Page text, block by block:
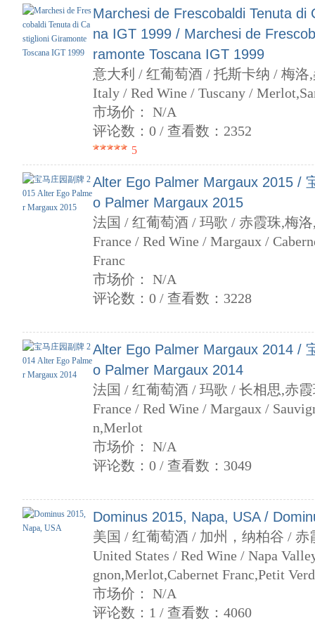
Marchesi de Frescobaldi Tenuta di
na IGT 1999 / Marchesi de
ramonte Toscana IGT 1999
意大利 / 红葡萄酒 / 托斯卡纳 / 梅洛
Italy / Red Wine / Tuscany /
市场价： N/A
评论数：0 / 查看数：2352
5
Alter Ego Palmer Margaux 2015 /
o Palmer Margaux 2015
法国 / 红葡萄酒 / 玛歌 / 赤霞珠,梅
France / Red Wine / Margaux /
Franc
市场价： N/A
评论数：0 / 查看数：3228
Alter Ego Palmer Margaux 2014 /
o Palmer Margaux 2014
法国 / 红葡萄酒 / 玛歌 / 长相思,赤
France / Red Wine / Margaux /
n,Merlot
市场价： N/A
评论数：0 / 查看数：3049
Dominus 2015, Napa, USA /
美国 / 红葡萄酒 / 加州，纳柏谷 /
United States / Red Wine / Napa
gnon,Merlot,Cabernet Franc,Petit
市场价： N/A
评论数：1 / 查看数：4060